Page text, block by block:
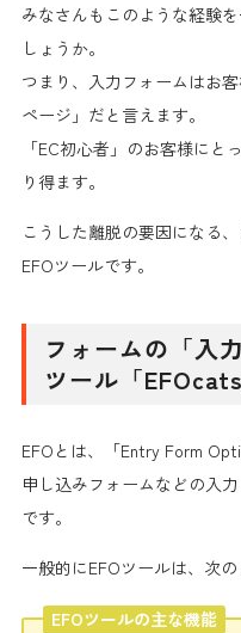
みなさんもこのような経験
しょうか。
つまり、
入力フォームはお
ページ」 だと言えます。
「EC初心者」のお客様に
り得ます。
こうした離脱の要因になる
EFOツールです。
フォームの「入
ツール「
EFOとは、「Entry Form
申し込みフォームなどの 入
です。
一般的にEFOツールは、次
EFOツールの主な機能